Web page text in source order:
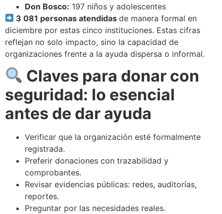
Don Bosco: 197 niños y adolescentes
3 081 personas atendidasde manera formal en
diciembre por estas cinco instituciones. Estas cifras
reflejan no solo impacto, sino la capacidad de
organizaciones frente a la ayuda dispersa o informal.
Claves para donar con
seguridad: lo esencial
antes de dar ayuda
Verificar que la organización esté formalmente
registrada.
Preferir donaciones con trazabilidad y
comprobantes.
Revisar evidencias públicas: redes, auditorías,
reportes.
Preguntar por las necesidades reales.